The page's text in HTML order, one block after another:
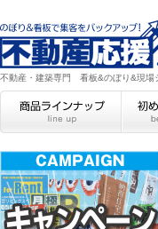
不動産・建築専門 看板&のぼり&現場